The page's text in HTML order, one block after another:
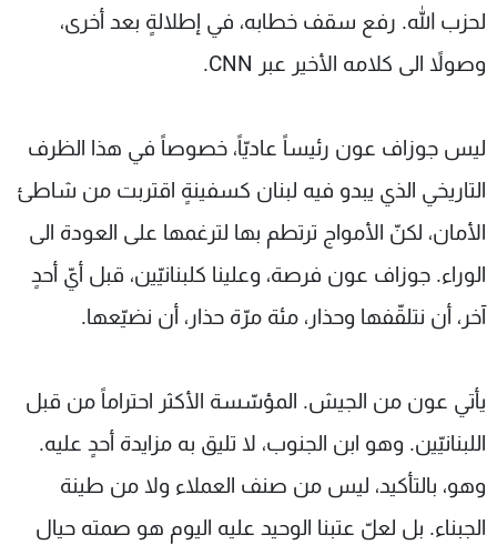
لحزب الله. رفع سقف خطابه، في إطلالةٍ بعد أخرى،
وصولاً الى كلامه الأخير عبر CNN.
ليس جوزاف عون رئيساً عاديّاً، خصوصاً في هذا الظرف
التاريخي الذي يبدو فيه لبنان كسفينةٍ اقتربت من شاطئ
الأمان، لكنّ الأمواج ترتطم بها لترغمها على العودة الى
الوراء. جوزاف عون فرصة، وعلينا كلبنانيّين، قبل أيّ أحدٍ
آخر، أن نتلقّفها وحذار، مئة مرّة حذار، أن نضيّعها.
يأتي عون من الجيش. المؤسّسة الأكثر احتراماً من قبل
اللبنانيّين. وهو ابن الجنوب، لا تليق به مزايدة أحدٍ عليه.
وهو، بالتأكيد، ليس من صنف العملاء ولا من طينة
الجبناء. بل لعلّ عتبنا الوحيد عليه اليوم هو صمته حيال